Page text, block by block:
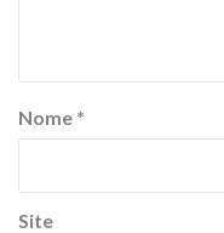
Nome *
Site